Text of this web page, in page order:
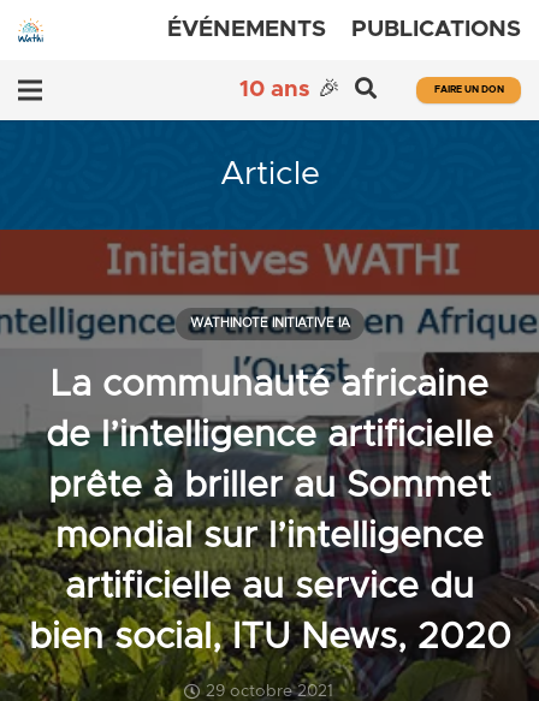
ÉVÉNEMENTS PUBLICATIONS
10 ans 🎉 FAIRE UN DON
Article
La communauté africaine
de l’intelligence artificielle
prête à briller au Sommet
mondial sur l’intelligence
artificielle au service du
bien social, ITU News, 2020
29 octobre 2021
WATHINOTE INITIATIVE IA